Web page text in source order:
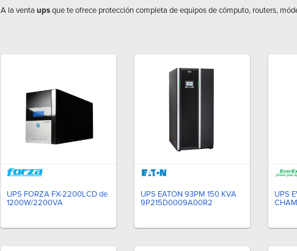
A la venta upsque te ofrece protección completa de equipos de cómputo, routers,
UPS FORZA FX-2200LCD de
1200W/2200VA
UPS EATON 93PM 150 KVA
9P215D0009A00R2
UPS